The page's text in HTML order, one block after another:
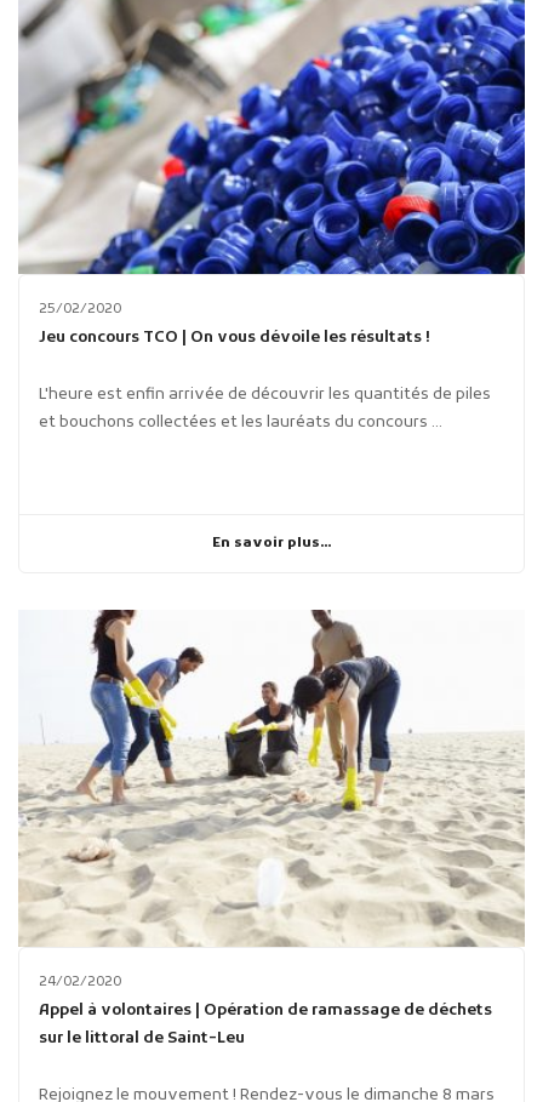
25/02/2020
Jeu concours TCO | On vous dévoile les résultats !
L'heure est enfin arrivée de découvrir les quantités de piles
et bouchons collectées et les lauréats du concours ...
En savoir plus...
24/02/2020
Appel à volontaires | Opération de ramassage de déchets
sur le littoral de Saint-Leu
Rejoignez le mouvement ! Rendez-vous le dimanche 8 mars